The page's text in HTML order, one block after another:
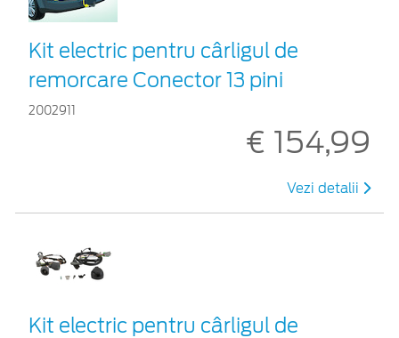
Kit electric pentru cârligul de
remorcare Conector 13 pini
2002911
€ 154,99
Vezi detalii
Kit electric pentru cârligul de